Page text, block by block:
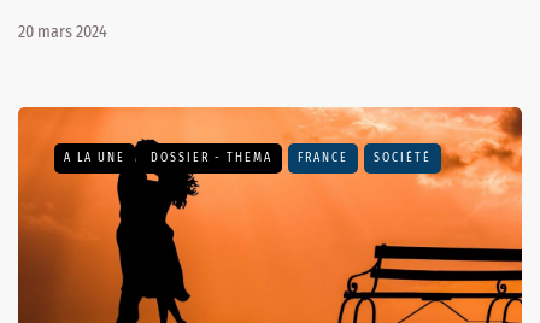
20 mars 2024
A LA UNE DOSSIER - THEMA FRANCE SOCIÉTÉ